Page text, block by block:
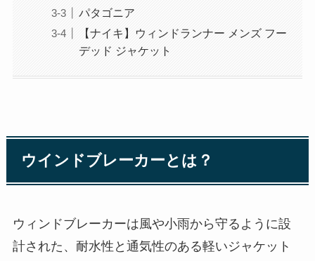
パタゴニア
【ナイキ】ウィンドランナー メンズ フー
デッド ジャケット
ウインドブレーカーとは？
ウィンドブレーカーは風や小雨から守るように設
計された、耐水性と通気性のある軽いジャケット